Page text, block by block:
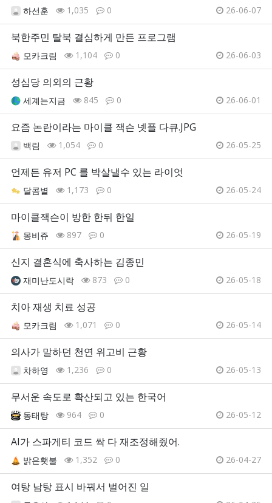
하선훈 1,035 0 26-06-07
북한주민 탈북 결심하게 만든 프로그램
모카크림 1,104 0 26-06-03
성심당 의외의 근황
세계는지금 845 0 26-06-01
요즘 논란이라는 마이클 잭슨 넷플 다큐.JPG
백림 1,054 0 26-05-25
언제든 유저 PC 를 박살낼수 있는 라이엇
달콤별 1,173 0 26-05-24
마이클잭슨이 방한 한뒤 한일
몽비쥬 897 0 26-05-19
신지 결혼식에 축사하는 김종민
재미난도시락 873 0 26-05-18
치아 재생 치료 성공
모카크림 1,071 0 26-05-14
의사가 말하던 천연 위고비 근황
차하영 1,236 0 26-05-13
무서운 속도로 확산되고 있는 한국어
동태탕 964 0 26-05-12
AI가 스파게티 코드 싹 다 재조정해줬어.
밝은횃불 1,352 0 26-04-27
여탕 남탕 표시 바꿔서 벌어진 일